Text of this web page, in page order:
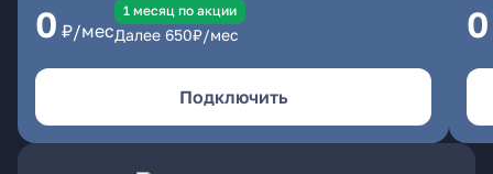
0 ₽/мес
1 месяц по акции
Далее 650₽/мес
Подключить
0